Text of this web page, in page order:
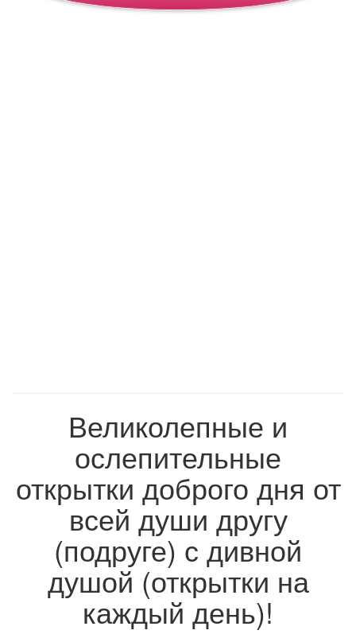
Великолепные и
ослепительные
открытки доброго дня от
всей души другу
(подруге) с дивной
душой (открытки на
каждый день)!